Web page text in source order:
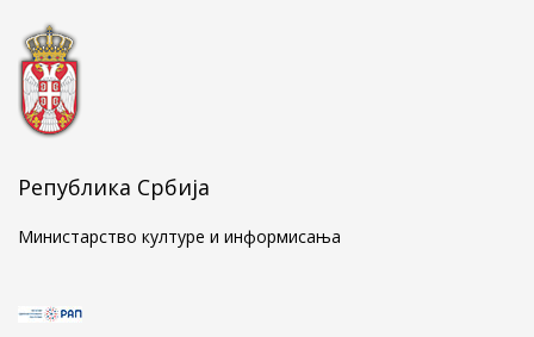
...
Република Србија
Министарство културе и информисања